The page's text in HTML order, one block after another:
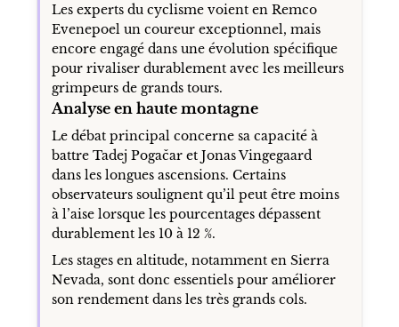
Les experts du cyclisme voient en Remco
Evenepoel un coureur exceptionnel, mais
encore engagé dans une évolution spécifique
pour rivaliser durablement avec les meilleurs
grimpeurs de grands tours.
Analyse en haute montagne
Le débat principal concerne sa capacité à
battre Tadej Pogačar et Jonas Vingegaard
dans les longues ascensions. Certains
observateurs soulignent qu’il peut être moins
à l’aise lorsque les pourcentages dépassent
durablement les 10 à 12 %.
Les stages en altitude, notamment en Sierra
Nevada, sont donc essentiels pour améliorer
son rendement dans les très grands cols.